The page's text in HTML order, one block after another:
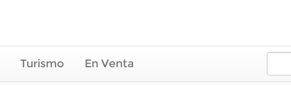
Turismo En Venta